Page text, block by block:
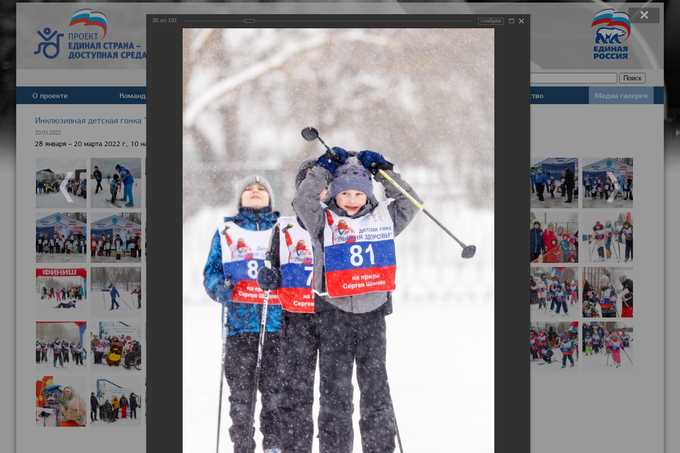
Задать вопрос
Версия для слабовидящих
О проекте Команда Новости Деятельность Базы данных Законодательство Медиа галерея
Инклюзивная детская гонка "Лыжня здоровья" 2022
20.03.2022
28 января – 20 марта 2022 г., 10 населенных пунктов России, более 1700 детей-участников, в том числе - с инвалидностью.
Еще фотографии
36 из 191 слайдер